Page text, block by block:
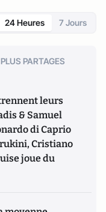
24 Heures 7 Jours
PLUS PARTAGES
leurs
& Samuel
di Caprio
Cristiano
joue du